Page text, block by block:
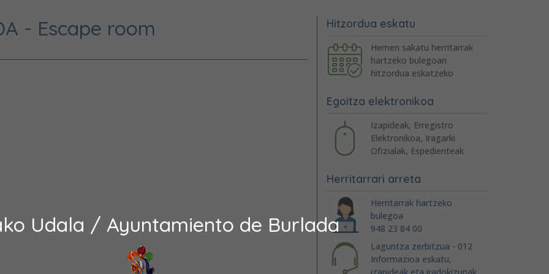
Udala / Ayuntamiento de Burlada
- Escape room Hitzordua eskatu
Hemen sakatu herritarrak
hartzeko bulegoan
hitzordua eskatzeko
Egoitza elektronikoa
Izapideak, Erregistro
Elektronikoa, Iragarki
Ofizialak, Espedienteak
Herritarrari arreta
Herritarrak hartzeko
bulegoa
948 23 84 00
Laguntza zerbitzua - 012
Informazioa eskatu,